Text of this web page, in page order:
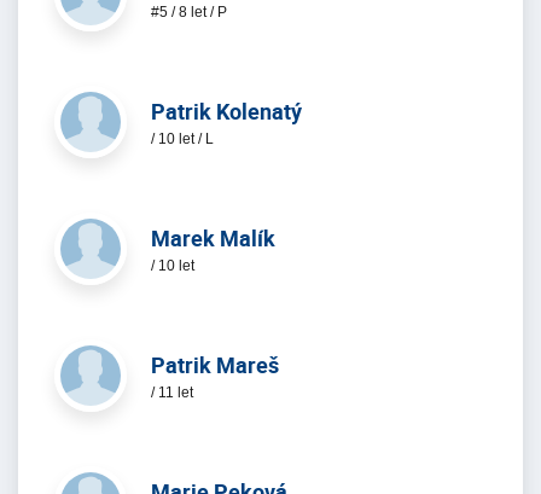
#5 / 8 let / P
Patrik Kolenatý
/ 10 let / L
Marek Malík
/ 10 let
Patrik Mareš
/ 11 let